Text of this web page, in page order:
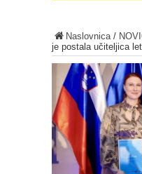
Naslovnica/
je postala učiteljica